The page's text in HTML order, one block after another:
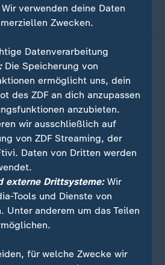
Wirtschaft steht?
davon aus, dass die Wirtschaft
wachsen wird", sagt
Chefin mahnte
noch mehr Reformen durch
würden, um ein
zu festigen.
der Flexibilisierung
bei den Energiekosten sei
erklärte Orlopp. Ohne
Unternehmen kein Gefühl
werde dringend benötigt, um
verwenden deine Daten
Zwecken.
Datenverarbeitung
Die Speicherung von
ermöglicht uns, dein
des ZDF an dich anzupassen
anzubieten.
wir ausschließlich auf
von ZDF Streaming, der
Daten von Dritten werden
externe Drittsysteme:Wir
Tools und Dienste von
Unter anderem um das Teilen
für welche Zwecke wir